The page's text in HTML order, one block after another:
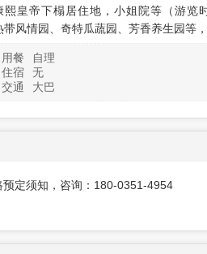
熙皇帝下榻居住地，小姐院等（游览
带风情园、奇特瓜蔬园、芳香养生园等，
用餐
自理
住宿
无
交通
大巴
预定须知，咨询：180-0351-4954